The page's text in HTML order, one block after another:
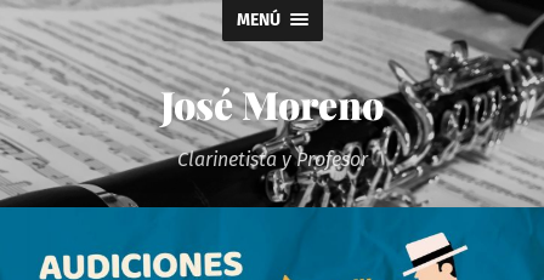
MENÚ
José Moreno
Clarinetista y Profesor